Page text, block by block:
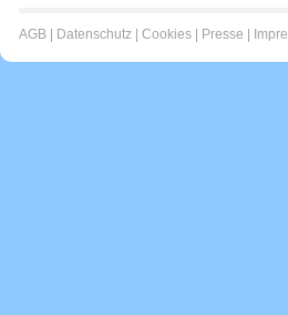
AGB Datenschutz Cookies Presse